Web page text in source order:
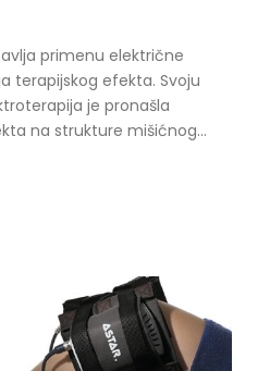
primenu električne
terapijskog efekta. Svoju
je pronašla
na strukture mišićnog…